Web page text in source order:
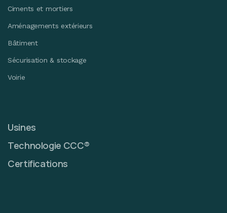
Ciments et mortiers
Aménagements extérieurs
Bâtiment
Sécurisation & stockage
Voirie
Usines
Technologie CCC®
Certifications